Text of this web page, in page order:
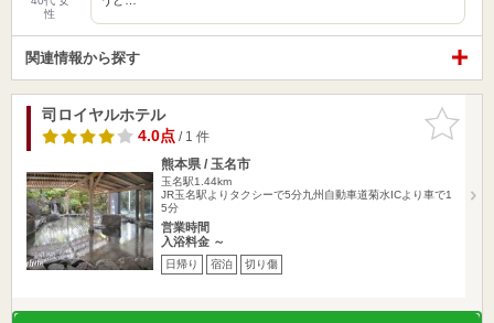
性
関連情報から探す
お気に入
りに追加
司ロイヤルホテル
4.0点/ 1 件
熊本県 / 玉名市
玉名駅1.44km
JR玉名駅よりタクシーで5分九州自動車道菊水ICより車で1
5分
営業時間
入浴料金 ～
日帰り 宿泊 切り傷